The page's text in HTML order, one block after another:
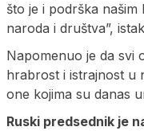
što je i podrška
naroda i društva”,
Napomenuo je da svi
hrabrost i istrajnost u
one kojima su danas
Ruski predsednik je